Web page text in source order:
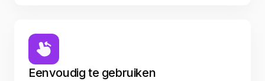
Eenvoudig te gebruiken